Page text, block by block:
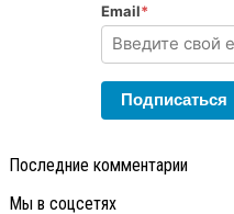
Email*
Подписаться
Последние комментарии
Мы в соцсетях